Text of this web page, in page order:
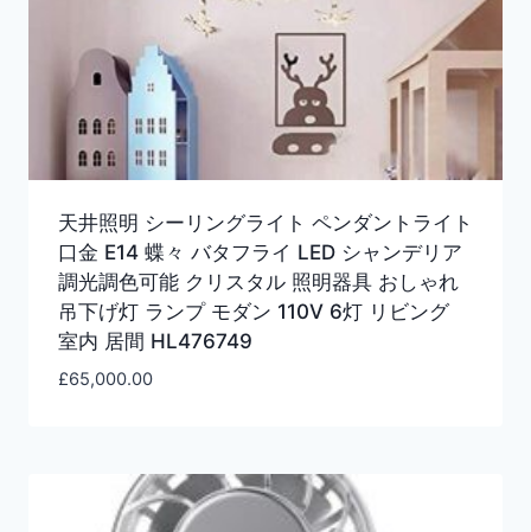
天井照明 シーリングライト ペンダントライト
口金 E14 蝶々 バタフライ LED シャンデリア
調光調色可能 クリスタル 照明器具 おしゃれ
吊下げ灯 ランプ モダン 110V 6灯 リビング
室内 居間 HL476749
£65,000.00